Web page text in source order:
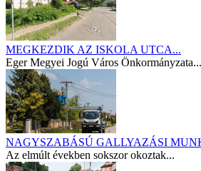
MEGKEZDIK AZ ISKOLA UTCA...
Eger Megyei Jogú Város Önkormányzata...
NAGYSZABÁSÚ GALLYAZÁSI
Az elmúlt években sokszor okoztak...